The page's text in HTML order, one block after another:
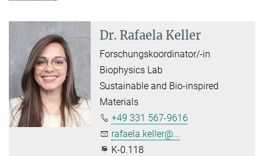
Dr. Rafaela Keller
Forschungskoordinator/-in
Biophysics Lab
Sustainable and Bio-inspired
Materials
+49 331 567-9616
rafaela.keller@...
K-0.118